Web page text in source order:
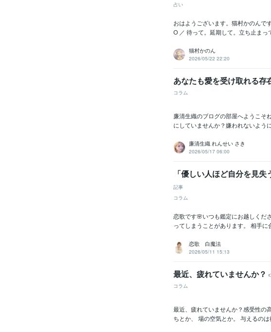
占い
おはようございます。猫村かのんで
O ／ 待って。延期して。立ち止ま
猫村かのん
2026/05/22 22:20
あなたも愛を受け取れる存
コラム
廉清生織のブログの部屋へようこ
にしていませんか？嫌われないよう
廉清生織 れんせい さき
2026/05/17 06:00
「優しい人ほど自分を見
記事
コラム
恋歌です🌸いつも鑑定にお越しくだ
ってしまうことがあります。 相手
恋歌 白魔法
2026/05/11 15:13
最近、疲れていませんか？
コラム
最近、疲れていませんか？感受性の
ちとか、 場の空気とか。 与えるの